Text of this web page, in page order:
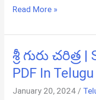
కేదారేశ్వర
వ్రత
|
Kedareswara
Vrat
Read More »
శ్రీ గురు చరిత్ర
PDF In Telugu
January 20, 2024 /